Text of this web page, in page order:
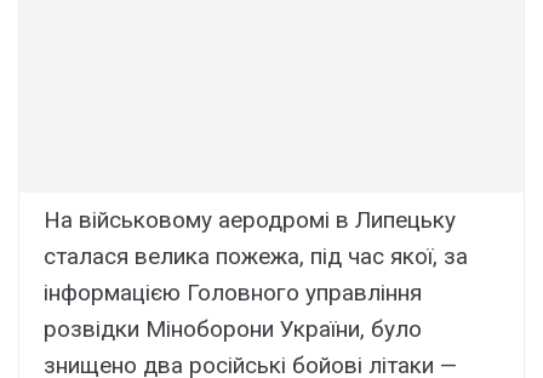
На військовому аеродромі в Липецьку
сталася велика пожежа, під час якої, за
інформацією Головного управління
розвідки Міноборони України, було
знищено два російські бойові літаки —